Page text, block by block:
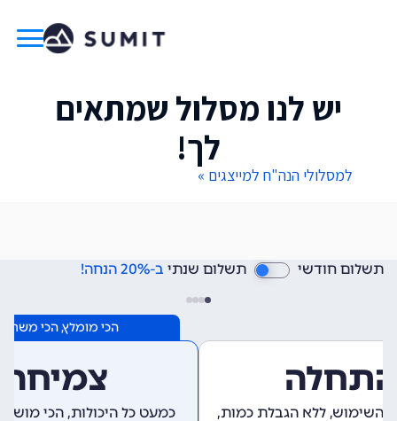
יש לנו מסלול שמתאים
לך!
למסלולי הנה"ח למייצגים »